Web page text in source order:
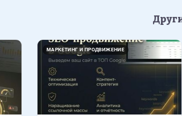
МАРКЕТИНГ И ПРОДВИЖЕНИЕ